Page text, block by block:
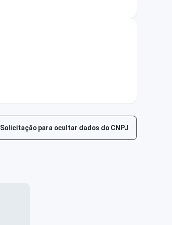
Solicitação para ocultar dados do CNPJ